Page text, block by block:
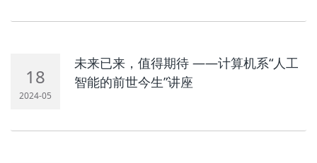
18
2024-05
未来已来，值得期待 ——计算机系“人工
智能的前世今生”讲座